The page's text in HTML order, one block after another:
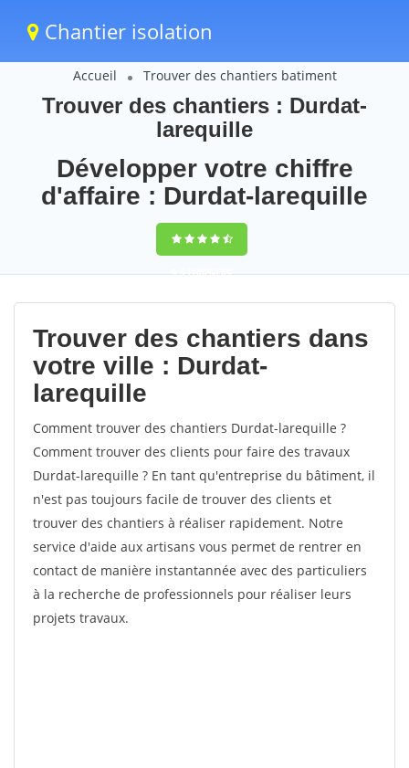
Chantier isolation
Accueil Trouver des chantiers batiment
Trouver des chantiers : Durdat-
larequille
Développer votre chiffre
d'affaire : Durdat-larequille
9,5(100%)69
votes
Trouver des chantiers dans
votre ville : Durdat-
larequille
Comment trouver des chantiers Durdat-larequille ?
Comment trouver des clients pour faire des travaux
Durdat-larequille ? En tant qu'entreprise du bâtiment, il
n'est pas toujours facile de trouver des clients et
trouver des chantiers à réaliser rapidement. Notre
service d'aide aux artisans vous permet de rentrer en
contact de manière instantannée avec des particuliers
à la recherche de professionnels pour réaliser leurs
projets travaux.